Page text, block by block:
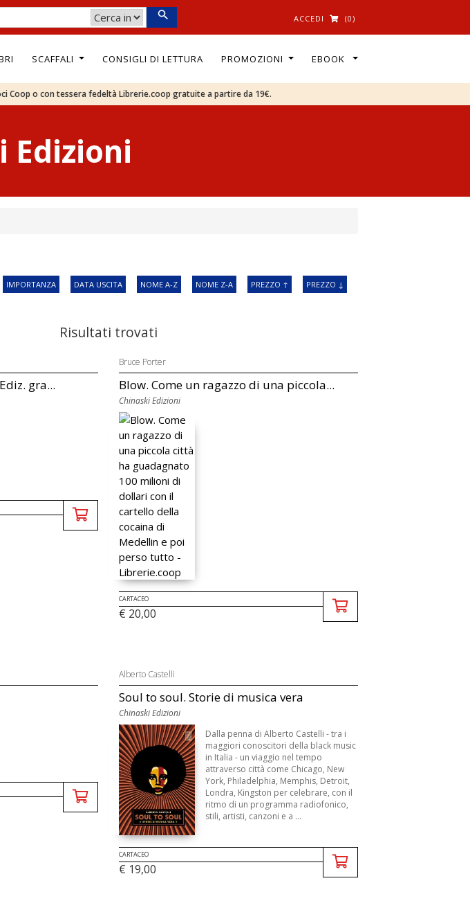
ACCEDI (0)
SCAFFALI CONSIGLI DI LETTURA PROMOZIONI EBOOK
Coop o con tessera fedeltà Librerie.coop gratuite a partire da 19€.
Edizioni
IMPORTANZA DATA USCITA NOME A-Z NOME Z-A PREZZO ↑ PREZZO ↓
Risultati trovati
gra...
Bruce Porter
Blow. Come un ragazzo di una piccola...
Chinaski Edizioni
CARTACEO
€ 20,00
Alberto Castelli
Soul to soul. Storie di musica vera
Chinaski Edizioni
Dalla penna di Alberto Castelli - tra i
maggiori conoscitori della black music
in Italia - un viaggio nel tempo
attraverso città come Chicago, New
York, Philadelphia, Memphis, Detroit,
Londra, Kingston per celebrare, con il
ritmo di un programma radiofonico,
stili, artisti, canzoni e a ...
CARTACEO
€ 19,00